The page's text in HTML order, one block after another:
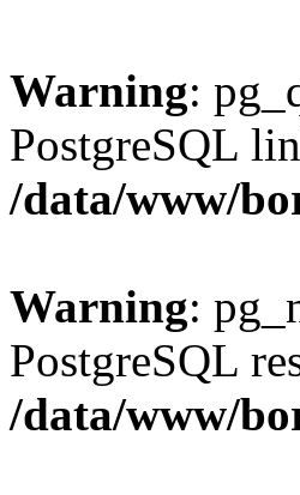
Warning:
PostgreSQL
/data/www/
Warning:
PostgreSQL
/data/www/